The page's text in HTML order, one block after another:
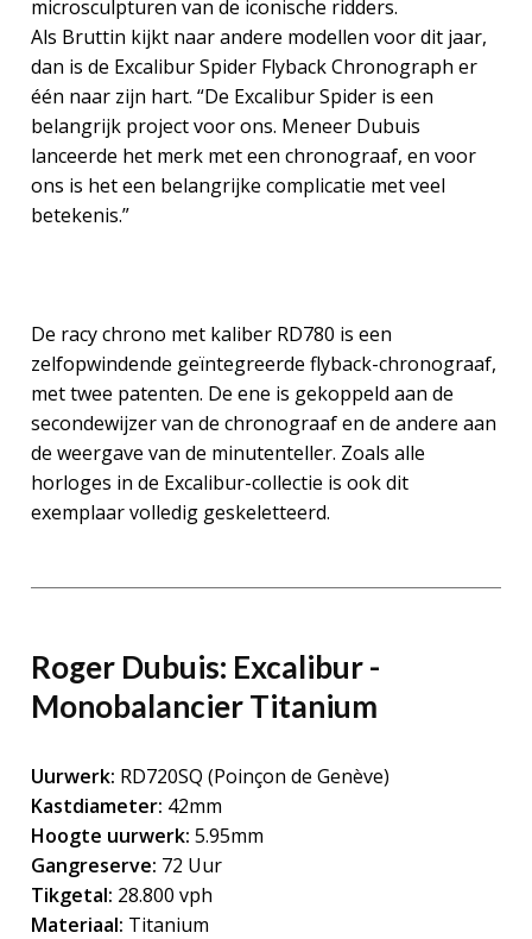
microsculpturen van de iconische ridders.
Als Bruttin kijkt naar andere modellen voor dit jaar,
dan is de Excalibur Spider Flyback Chronograph er
één naar zijn hart. “De Excalibur Spider is een
belangrijk project voor ons. Meneer Dubuis
lanceerde het merk met een chronograaf, en voor
ons is het een belangrijke complicatie met veel
betekenis.”
De racy chrono met kaliber RD780 is een
zelfopwindende geïntegreerde flyback-chronograaf,
met twee patenten. De ene is gekoppeld aan de
secondewijzer van de chronograaf en de andere aan
de weergave van de minutenteller. Zoals alle
horloges in de Excalibur-collectie is ook dit
exemplaar volledig geskeletteerd.
Roger Dubuis: Excalibur ­
Monobalancier Titanium
Uurwerk: RD720SQ (Poinçon de Genève)
Kastdiameter: 42mm
Hoogte uurwerk: 5.95mm
Gangreserve: 72 Uur
Tikgetal: 28.800 vph
Materiaal: Titanium